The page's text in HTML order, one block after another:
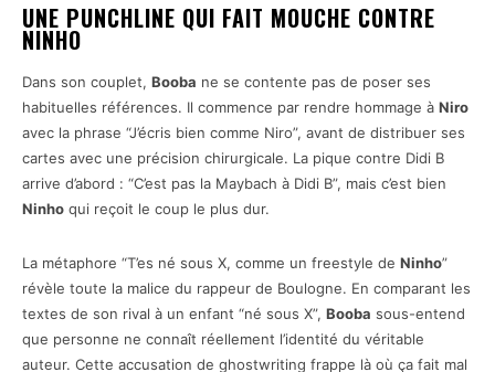
UNE PUNCHLINE QUI FAIT MOUCHE CONTRE
NINHO
Dans son couplet, Booba ne se contente pas de poser ses
habituelles références. Il commence par rendre hommage à Niro
avec la phrase “J’écris bien comme Niro”, avant de distribuer ses
cartes avec une précision chirurgicale. La pique contre Didi B
arrive d’abord : “C’est pas la Maybach à Didi B”, mais c’est bien
Ninho qui reçoit le coup le plus dur.
La métaphore “T’es né sous X, comme un freestyle de Ninho”
révèle toute la malice du rappeur de Boulogne. En comparant les
textes de son rival à un enfant “né sous X”, Booba sous-entend
que personne ne connaît réellement l’identité du véritable
auteur. Cette accusation de ghostwriting frappe là où ça fait mal